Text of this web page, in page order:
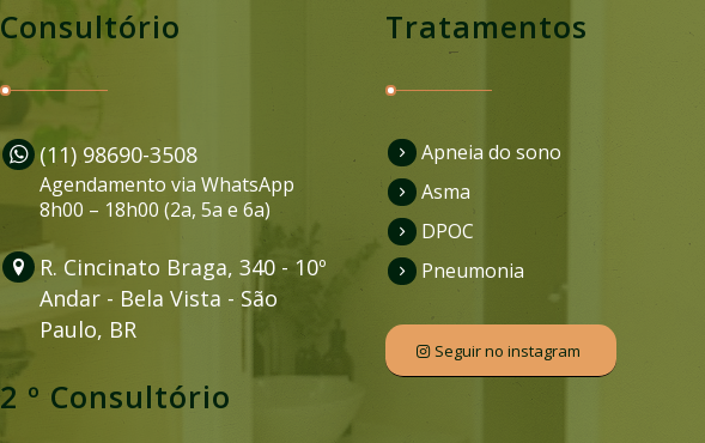
Consultório
(11) 98690-3508
Agendamento via WhatsApp
8h00 – 18h00 (2a, 5a e 6a)
R. Cincinato Braga, 340 - 10º
Andar - Bela Vista - São
Paulo, BR
2 º Consultório
Tratamentos
Apneia do sono
Asma
DPOC
Pneumonia
Seguir no instagram